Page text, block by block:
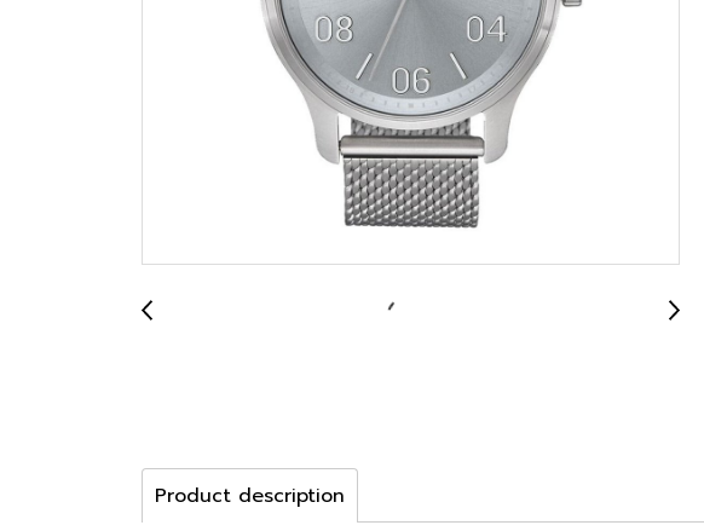
Product description